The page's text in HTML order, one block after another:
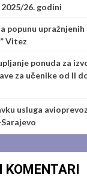
26. godini
popunu
Vitez
ponuda za
za učenike od II
usluga
KOMENTARI